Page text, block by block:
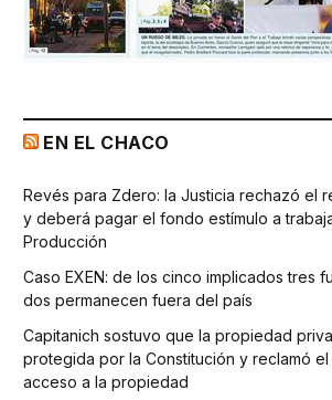
EN EL CHACO
Revés para Zdero: la Justicia rechazó el
y deberá pagar el fondo estímulo a
Producción
Caso EXEN: de los cinco implicados tres
dos permanecen fuera del país
Capitanich sostuvo que la propiedad
protegida por la Constitución y reclamó
acceso a la propiedad